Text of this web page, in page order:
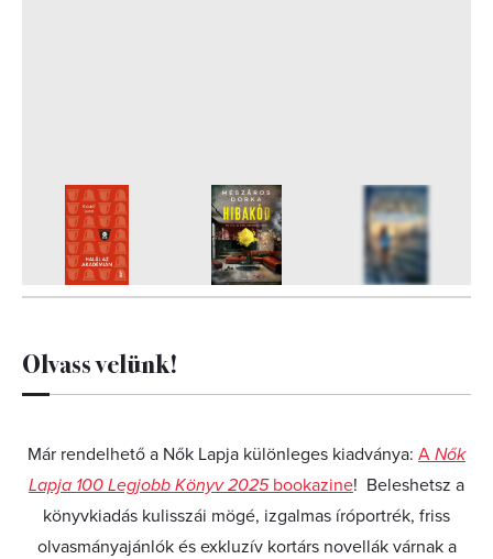
Olvass velünk!
Már rendelhető a Nők Lapja különleges kiadványa: A Nők
Lapja 100 Legjobb Könyv 2025bookazine! Beleshetsz a
könyvkiadás kulisszái mögé, izgalmas íróportrék, friss
olvasmányajánlók és exkluzív kortárs novellák várnak a